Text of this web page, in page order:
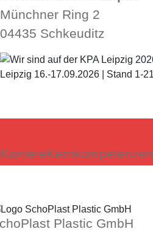
Münchner Ring 2
04435 Schkeuditz
KarriereKernkompetenzen
Plastic GmbH